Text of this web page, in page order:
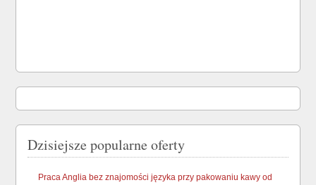
Dzisiejsze popularne oferty
Praca Anglia bez znajomości języka przy pakowaniu kawy od